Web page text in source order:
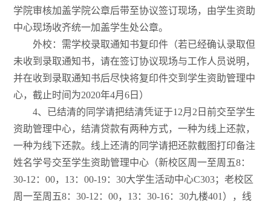
学院审核加盖学院公章后带至协议签订现场，由学生资助
中心现场收齐统一加盖学生处公章。
外校：需学校录取通知书复印件（若已经确认录取但
未收到录取通知书，请在签订协议现场与工作人员说明，
并在收到录取通知书后尽快将复印件交到学生资助管理中
心，截止时间为2020年4月6日）
4、已结清的同学请把结清凭证于12月2日前交至学生
资助管理中心，结清贷款有两种方式，一种为线上还款，
一种为线下还款。线上还清的同学请把还款截图打印备注
姓名学号交至学生资助管理中心（新校区周一至周五8：
30-12：00，13：00-19：30大学生活动中心C303；老校区
周一至周五8：30-12：00，13：30-16：30九楼401），线